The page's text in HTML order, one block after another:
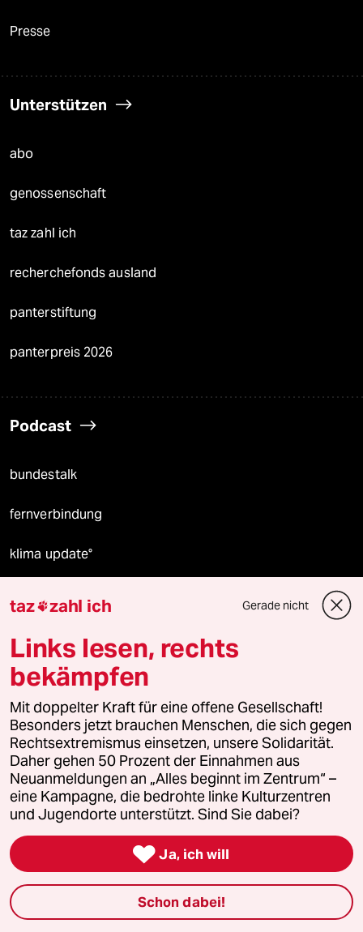
Presse
Unterstützen
abo
genossenschaft
taz zahl ich
recherchefonds ausland
panterstiftung
panterpreis 2026
Podcast
bundestalk
fernverbindung
klima update°
reingehen
Newsletter
team zukunft
taz frisch
taz zahl ich
taz lab Infobrief
taz zahl ich Gerade nicht
Links lesen, rechts
bekämpfen
Mit doppelter Kraft für eine offene Gesellschaft!
Besonders jetzt brauchen Menschen, die sich gegen
Rechtsextremismus einsetzen, unsere Solidarität.
Daher gehen 50 Prozent der Einnahmen aus
Neuanmeldungen an „Alles beginnt im Zentrum“ –
eine Kampagne, die bedrohte linke Kulturzentren
und Jugendorte unterstützt. Sind Sie dabei?
 Ja, ich will
Schon dabei!